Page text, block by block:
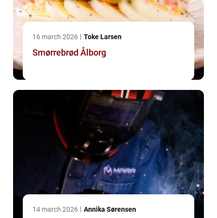
16 march 2026 Toke Larsen
Smørrebrød Ålborg
14 march 2026 Annika Sørensen